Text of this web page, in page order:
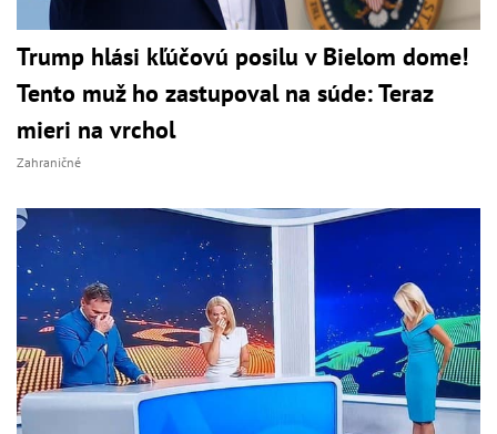
Trump hlási kľúčovú posilu v Bielom dome!
Tento muž ho zastupoval na súde: Teraz
mieri na vrchol
Zahraničné